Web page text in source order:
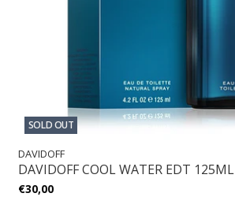
SOLD OUT
DAVIDOFF
DAVIDOFF COOL WATER EDT 125ML
€30,00